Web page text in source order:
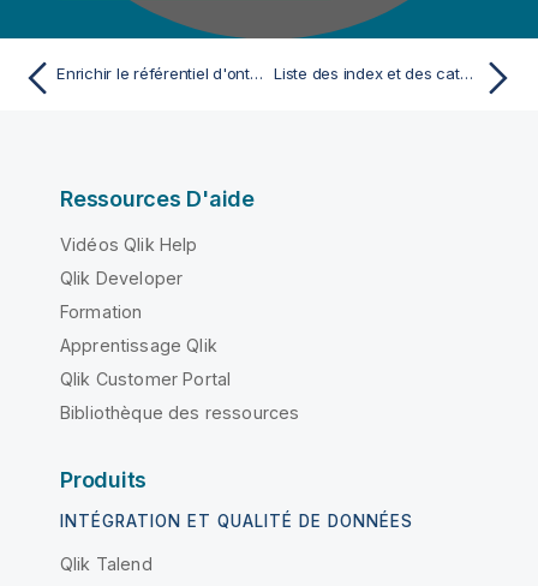
Enrichir le référentiel d'ontologies Liste des index et des catégories des regex utilisés dans l'analyse sémantique
Ressources D'aide
Vidéos Qlik Help
Qlik Developer
Formation
Apprentissage Qlik
Qlik Customer Portal
Bibliothèque des ressources
Produits
INTÉGRATION ET QUALITÉ DE DONNÉES
Qlik Talend